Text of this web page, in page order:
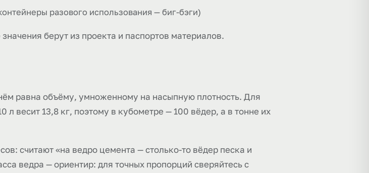
разового использования — биг-бэги)
берут из проекта и паспортов материалов.
равна объёму, умноженному на насыпную плотность. Для
л весит 13,8 кг, поэтому в кубометре — 100 вёдер, а в тонне их
считают «на ведро цемента — столько-то вёдер песка и
ведра — ориентир: для точных пропорций сверяйтесь с